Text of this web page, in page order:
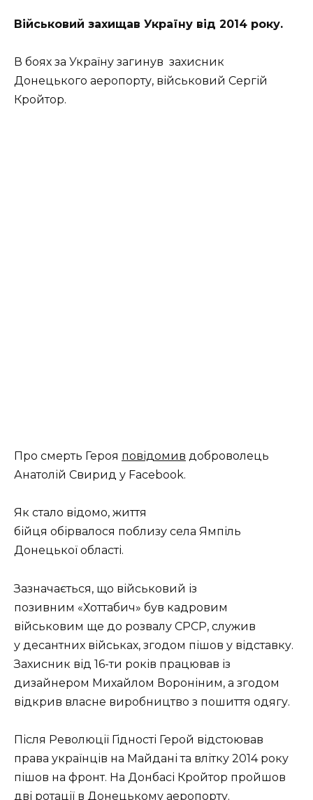
Військовий захищав Україну від 2014 року.
В боях за Україну загинув захисник
Донецького аеропорту, військовий Сергій
Кройтор.
Про смерть Героя повідомив доброволець
Анатолій Свирид у Facebook.
Як стало відомо, життя
бійця обірвалося поблизу села Ямпіль
Донецької області.
Зазначається, що військовий із
позивним «Хоттабич» був кадровим
військовим ще до розвалу СРСР, служив
у десантних військах, згодом пішов у відставку.
Захисник від 16-ти років працював із
дизайнером Михайлом Вороніним, а згодом
відкрив власне виробництво з пошиття одягу.
Після Революції Гідності Герой відстоював
права українців на Майдані та влітку 2014 року
пішов на фронт. На Донбасі Кройтор пройшов
дві ротації в Донецькому аеропорту.